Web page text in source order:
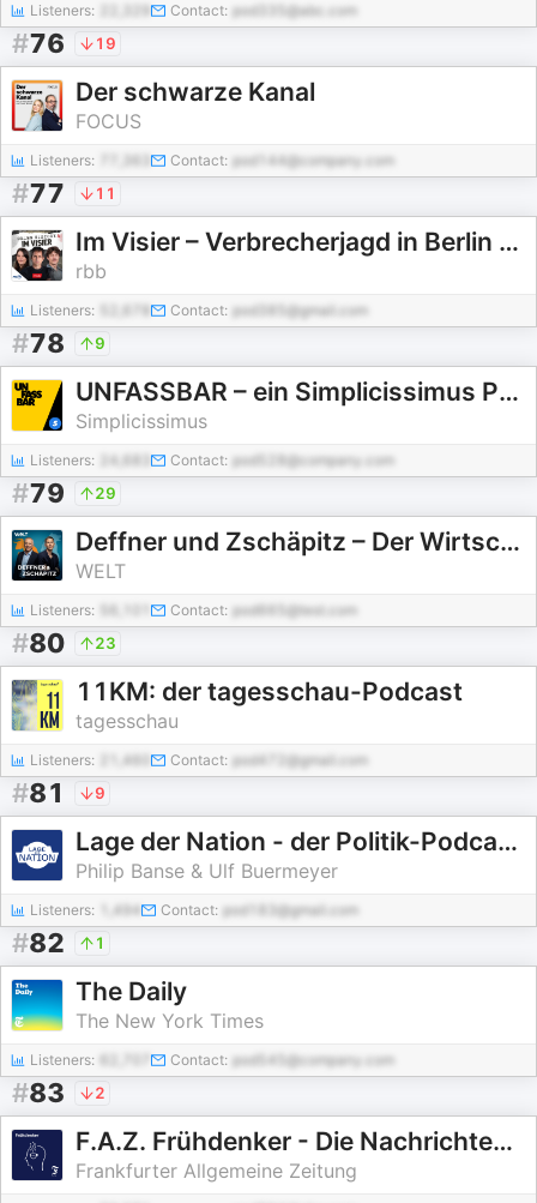
Listeners: Contact: pod335@abc.com
#76 19
Der schwarze Kanal
FOCUS
Listeners: Contact: pod144@company.com
#77 11
Im Visier – Verbrecherjagd in Berlin und Brandenburg
rbb
Listeners: Contact: pod385@gmail.com
#78 9
UNFASSBAR – ein Simplicissimus Podcast
Simplicissimus
Listeners: Contact: pod528@company.com
#79 29
Deffner und Zschäpitz – Der Wirtschafts-Talk von WELT
WELT
Listeners: Contact: pod665@test.com
#80 23
11KM: der tagesschau-Podcast
tagesschau
Listeners: 21,460 Contact: pod472@gmail.com
#81 9
Lage der Nation - der Politik-Podcast aus Berlin
Philip Banse & Ulf Buermeyer
Listeners: 1,494 Contact: pod183@gmail.com
#82 1
The Daily
The New York Times
Listeners: Contact: pod545@company.com
#83 2
F.A.Z. Frühdenker - Die Nachrichten am Morgen
Frankfurter Allgemeine Zeitung